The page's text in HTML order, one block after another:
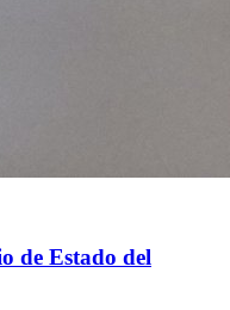
de Estado del